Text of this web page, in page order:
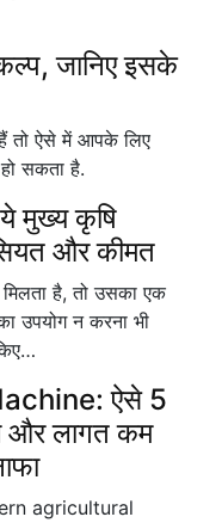
जानिए इसके
तो ऐसे में आपके लिए
सकता है.
मुख्य कृषि
और कीमत
है, तो उसका एक
उपयोग न करना भी
ऐसे 5
और लागत कम
agricultural